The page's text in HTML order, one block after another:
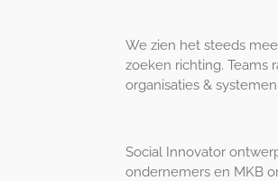
We zien het steeds
zoeken richting. Teams
organisaties &
Social Innovator
ondernemers en MKB